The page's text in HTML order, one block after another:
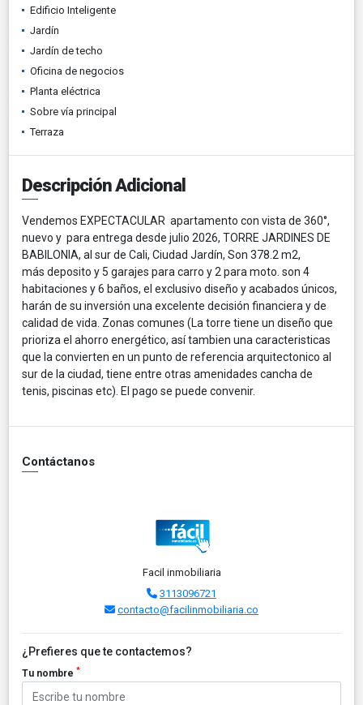
Edificio Inteligente
Jardín
Jardín de techo
Oficina de negocios
Planta eléctrica
Sobre vía principal
Terraza
Descripción Adicional
Vendemos EXPECTACULAR apartamento con vista de 360°,
nuevo y para entrega desde julio 2026, TORRE JARDINES DE
BABILONIA, al sur de Cali, Ciudad Jardín, Son 378.2 m2,
más deposito y 5 garajes para carro y 2 para moto. son 4
habitaciones y 6 baños, el exclusivo diseño y acabados únicos,
harán de su inversión una excelente decisión financiera y de
calidad de vida. Zonas comunes (La torre tiene un diseño que
prioriza el ahorro energético, así tambien una caracteristicas
que la convierten en un punto de referencia arquitectonico al
sur de la ciudad, tiene entre otras amenidades cancha de
tenis, piscinas etc). El pago se puede convenir.
Contáctanos
Facil inmobiliaria
3113096721
contacto@facilinmobiliaria.co
¿Prefieres que te contactemos?
Tu nombre *